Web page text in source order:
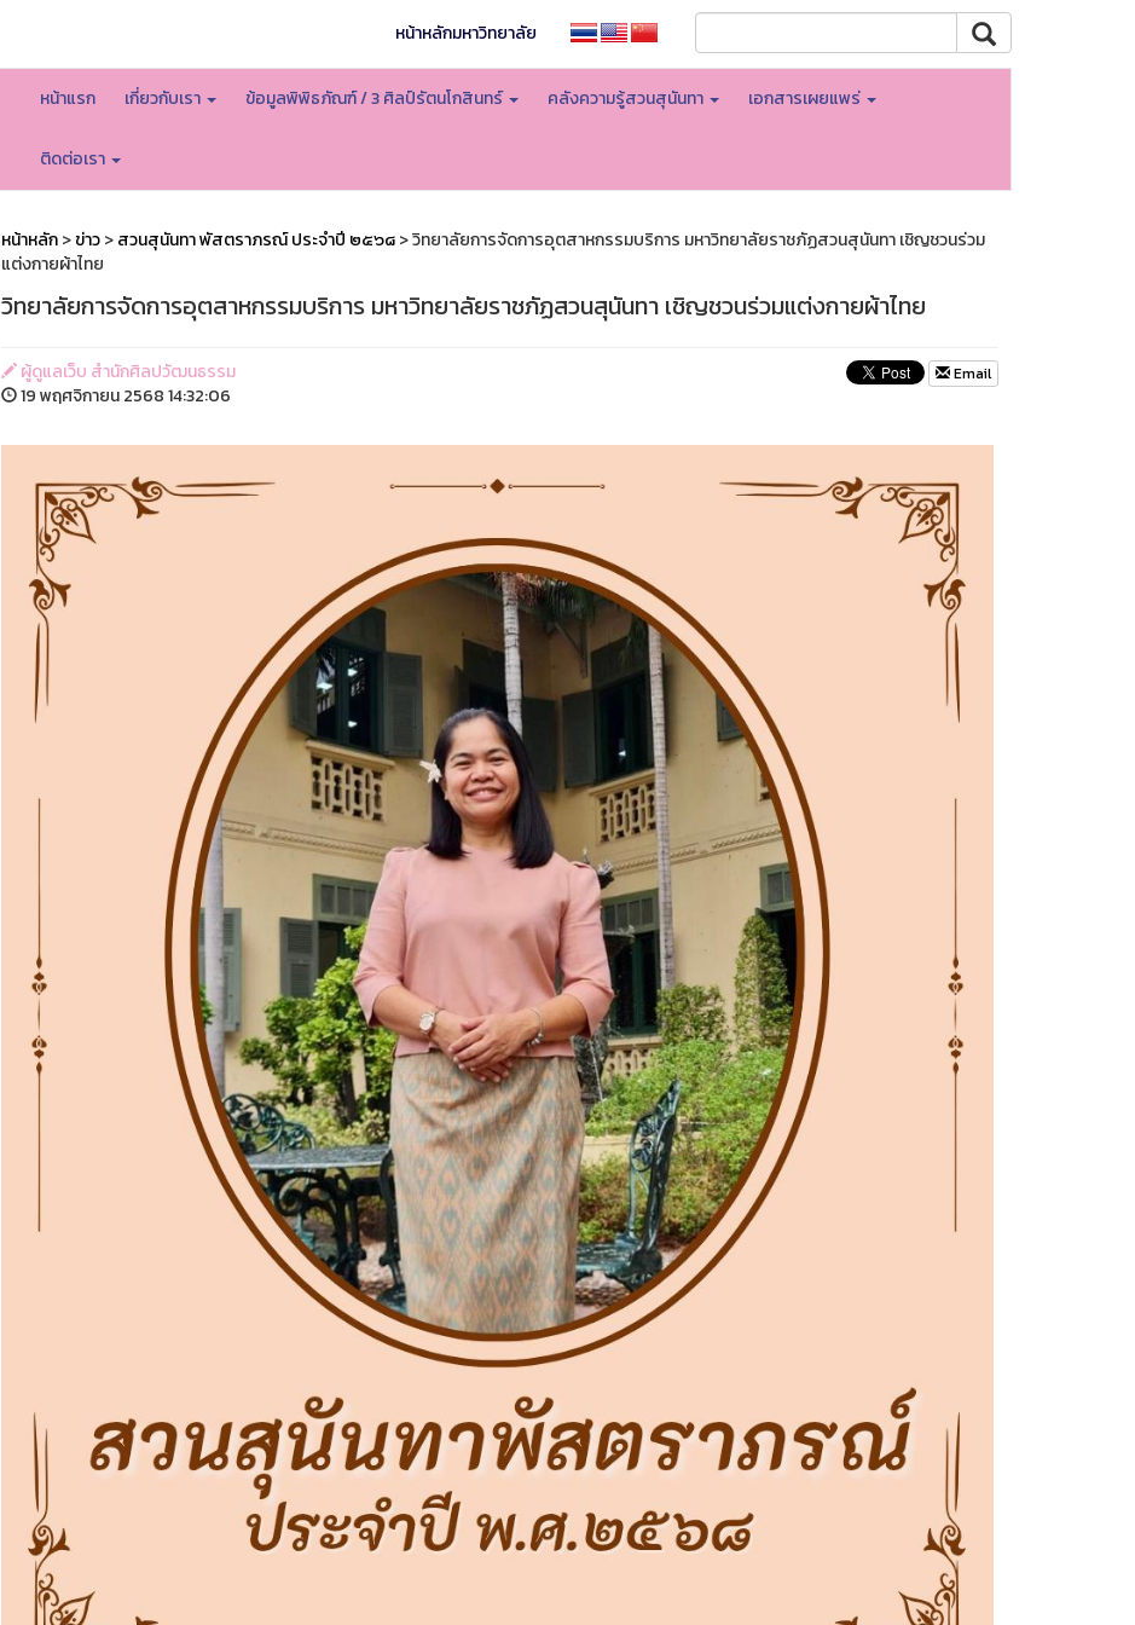
หน้าหลักมหาวิทยาลัย
หน้าแรก เกี่ยวกับเรา ข้อมูลพิพิธภัณฑ์ / 3 ศิลป์รัตนโกสินทร์ คลังความรู้สวนสุนันทา เอกสารเผยแพร่
ติดต่อเรา
หน้าหลัก>ข่าว>สวนสุนันทา พัสตราภรณ์ ประจำปี ๒๕๖๘> วิทยาลัยการจัดการอุตสาหกรรมบริการ มหาวิทยาลัยราชภัฏสวนสุนันทา เชิญชวนร่วม
แต่งกายผ้าไทย
วิทยาลัยการจัดการอุตสาหกรรมบริการ มหาวิทยาลัยราชภัฏสวนสุนันทา เชิญชวนร่วมแต่งกายผ้าไทย
ผู้ดูแลเว็บ สำนักศิลปวัฒนธรรม
19 พฤศจิกายน 2568 14:32:06
Email